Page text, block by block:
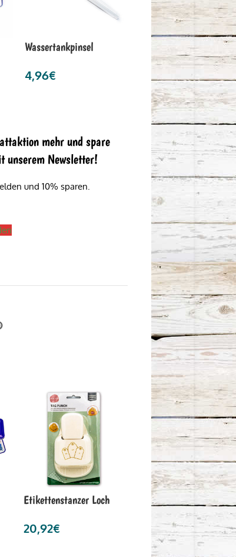
Wassertankpinsel
4,96€
mehr und spare
Newsletter!
und 10% sparen.
Etikettenstanzer Loch
20,92€